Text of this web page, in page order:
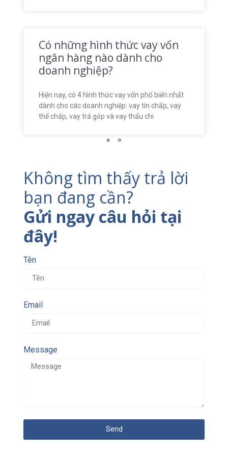
Có những hình thức vay vốn
ngân hàng nào dành cho
doanh nghiệp?
Hiện nay, có 4 hình thức vay vốn phổ biến nhất
dành cho các doanh nghiệp: vay tín chấp, vay
thế chấp, vay trả góp và vay thấu chi
« »
Không tìm thấy trả lời
bạn đang cần?
Gửi ngay câu hỏi tại
đây!
Tên
Email
Message
Send